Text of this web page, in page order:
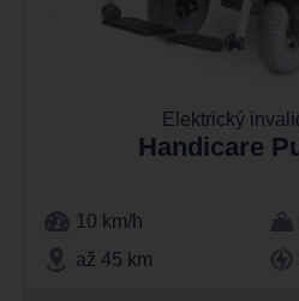
Elektrický
Handicare
10 km/h
až 45 km